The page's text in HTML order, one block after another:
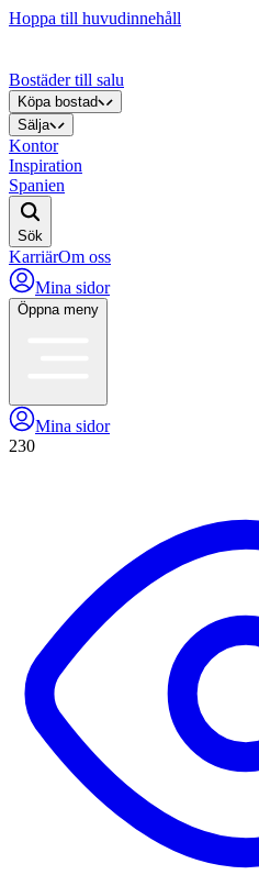
Hoppa till huvudinnehåll
Bostäder till salu
Köpa bostad
Sälja
Kontor
Inspiration
Spanien
Sök
KarriärOm oss
Mina sidor
Öppna meny
Mina sidor
230